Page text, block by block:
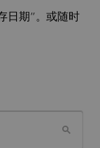
日期”。或随时